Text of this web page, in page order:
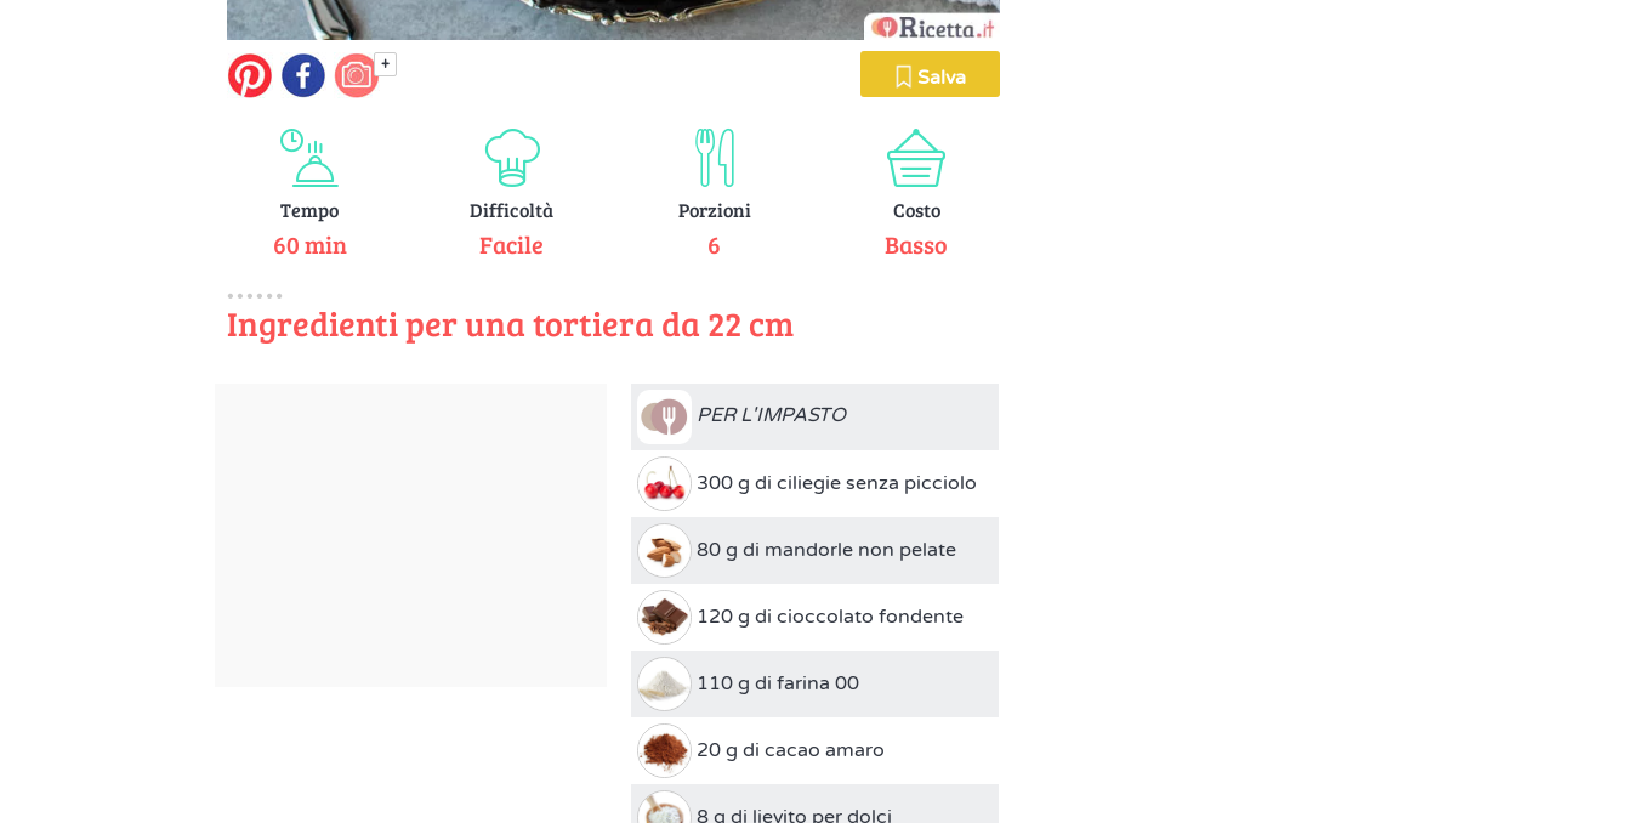
+
Salva
Tempo
60 min
Difficoltà
Facile
Porzioni
6
Costo
Basso
Ingredienti per una tortiera da 22 cm
PER L'IMPASTO
300 g di ciliegie senza picciolo
80 g di mandorle non pelate
120 g di cioccolato fondente
110 g di farina 00
20 g di cacao amaro
8 g di lievito per dolci